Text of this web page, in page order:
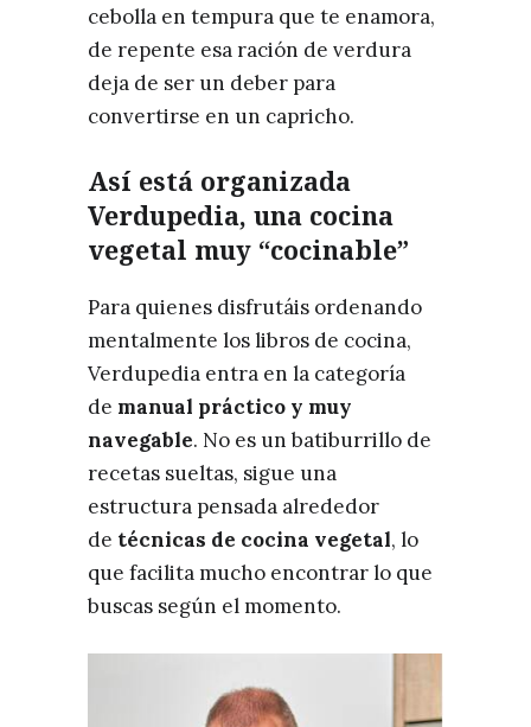
cebolla en tempura que te enamora,
de repente esa ración de verdura
deja de ser un deber para
convertirse en un capricho.
Así está organizada
Verdupedia, una cocina
vegetal muy “cocinable”
Para quienes disfrutáis ordenando
mentalmente los libros de cocina,
Verdupedia entra en la categoría
de manual práctico y muy
navegable. No es un batiburrillo de
recetas sueltas, sigue una
estructura pensada alrededor
de técnicas de cocina vegetal, lo
que facilita mucho encontrar lo que
buscas según el momento.